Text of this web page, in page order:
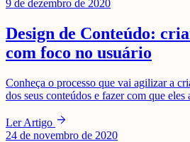
9 de dezembro de 2020
Design de Conteúdo:
com foco no usuário
Conheça o processo que vai agilizar a
dos seus conteúdos e fazer com que eles
Ler Artigo arrow_forward
24 de novembro de 2020